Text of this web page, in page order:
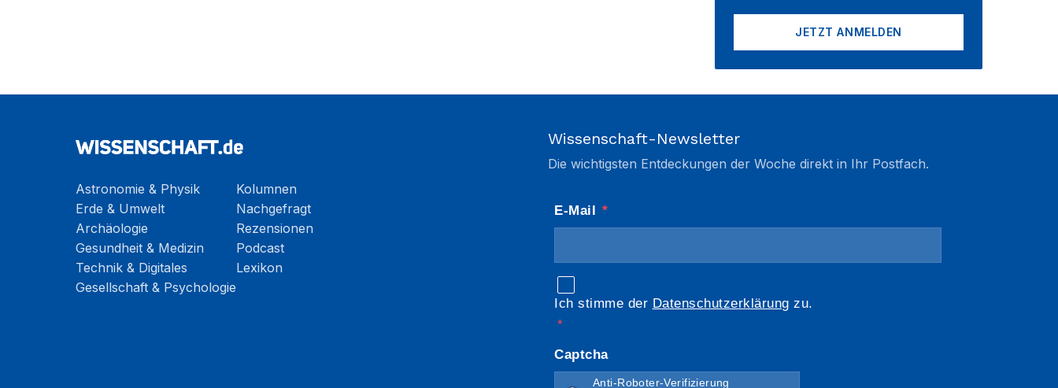
JETZT ANMELDEN
Astronomie & Physik
Erde & Umwelt
Archäologie
Gesundheit & Medizin
Technik & Digitales
Gesellschaft & Psychologie
Kolumnen
Nachgefragt
Rezensionen
Podcast
Lexikon
Wissenschaft-Newsletter
Die wichtigsten Entdeckungen der Woche direkt in Ihr Postfach.